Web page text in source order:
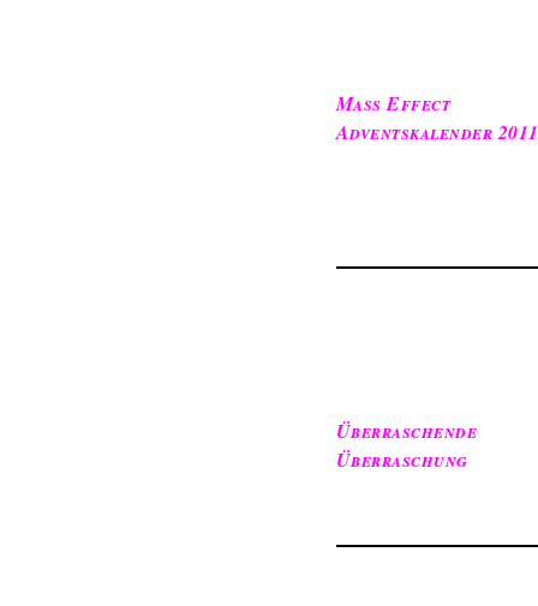
Mass Effect
Adventskalender 2011
Überraschende
Überraschung